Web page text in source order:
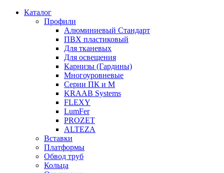
Каталог
Профили
Алюминиевый Стандарт
ПВХ пластиковый
Для тканевых
Для освещения
Карнизы (Гардины)
Многоуровневые
Серии ПК и М
KRAAB Systems
FLEXY
LumFer
PROZET
ALTEZA
Вставки
Платформы
Обвод труб
Кольца